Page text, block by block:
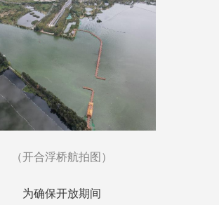
（开合浮桥航拍图）
为确保开放期间